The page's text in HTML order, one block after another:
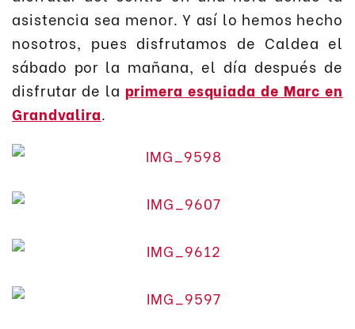
asistencia sea menor. Y así lo hemos hecho
nosotros, pues disfrutamos de Caldea el
sábado por la mañana, el día después de
disfrutar de la primera esquiada de Marc en
Grandvalira.